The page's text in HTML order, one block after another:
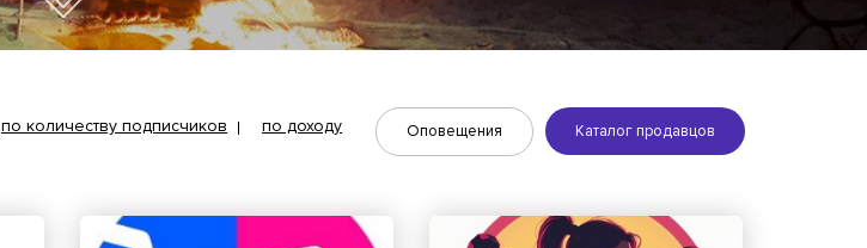
Оповещения Каталог продавцов
по количеству подписчиков по доходу